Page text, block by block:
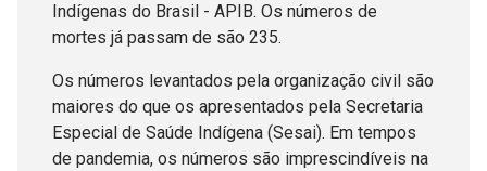
Indígenas do Brasil - APIB. Os números de
mortes já passam de são 235.
Os números levantados pela organização civil são
maiores do que os apresentados pela Secretaria
Especial de Saúde Indígena (Sesai). Em tempos
de pandemia, os números são imprescindíveis na